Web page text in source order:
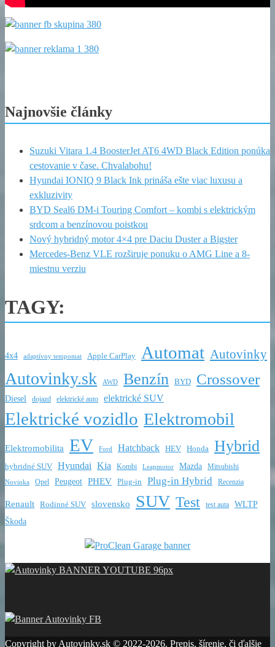
Najnovšie články
Suzuki Vitara 1.4 BoosterJet AT6 4WD Black Edition ponúka
cestovanie v čase. Chvalabohu!
Hyundai IONIQ 9 Black Ink prináša ešte viac luxusu a
exkluzivity
BYD Seal6 DM-i Touring Comfort – kombi s elektrickým
srdcom a benzínovou poistkou
Nový hybridný motor 4×4 pre Daciu Duster a Bigster
Mercedes-Benz VLE rozširuje ponuku o AMG Line a 8-
miestnu verziu
TAGY:
4x4 adaptívny tempomat Apple CarPlay Automat Autovinky
Autovinky.sk AWD Benzín BYD Crossover
Diesel dojazd elektrické auto elektrické SUV
Elektrické vozidlo Elektromobil
Elektromobilita EV Ford Hatchback HEV Honda Hybrid
hybridné SUV Hyundai Kia Kombi Leapmotor Mazda Mitsubishi
Novinka Opel Peugeot PHEV Plug-in Plug-in Hybrid Recenzia
Renault Rodinné SUV slovensko SUV Test test auta
WLTP
Škoda
Copyright by Autovinky.sk © 2022-2026. Prepis, šírenie, či ďalšie